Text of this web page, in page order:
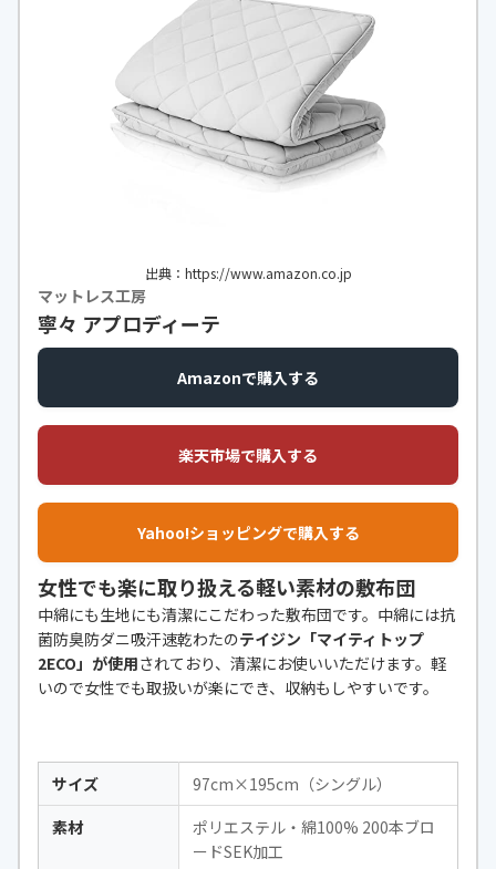
出典：https://www.amazon.co.jp
マットレス工房
寧々 アプロディーテ
Amazonで購入する
楽天市場で購入する
Yahoo!ショッピングで購入する
女性でも楽に取り扱える軽い素材の敷布団
中綿にも生地にも清潔にこだわった敷布団です。中綿には抗
菌防臭防ダニ吸汗速乾わたのテイジン「マイティトップ
2ECO」が使用されており、清潔にお使いいただけます。軽
いので女性でも取扱いが楽にでき、収納もしやすいです。
サイズ
97cm×195cm（シングル）
素材
ポリエステル・綿100% 200本ブロ
ードSEK加工